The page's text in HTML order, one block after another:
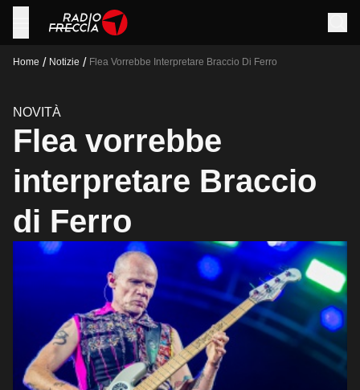
Home / Notizie / Flea Vorrebbe Interpretare Braccio Di Ferro
NOVITÀ
Flea vorrebbe
interpretare Braccio
di Ferro